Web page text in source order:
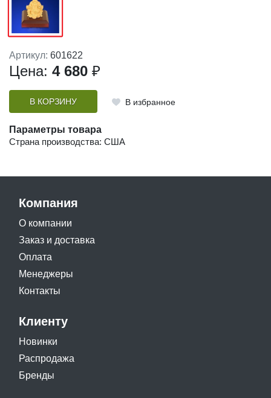
Артикул: 601622
Цена: 4 680 ₽
В КОРЗИНУ В избранное
Параметры товара
Страна производства: США
Компания
О компании
Заказ и доставка
Оплата
Менеджеры
Контакты
Клиенту
Новинки
Распродажа
Бренды